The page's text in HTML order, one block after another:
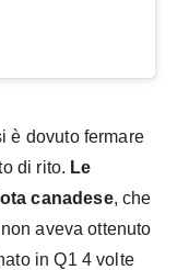
è dovuto fermare
di rito. Le
canadese, che
aveva ottenuto
in Q1 4 volte